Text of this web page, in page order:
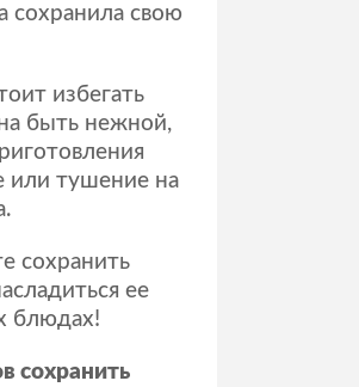
сохранила свою
избегать
быть нежной,
или тушение на
сохранить
ее
блюдах!
сохранить